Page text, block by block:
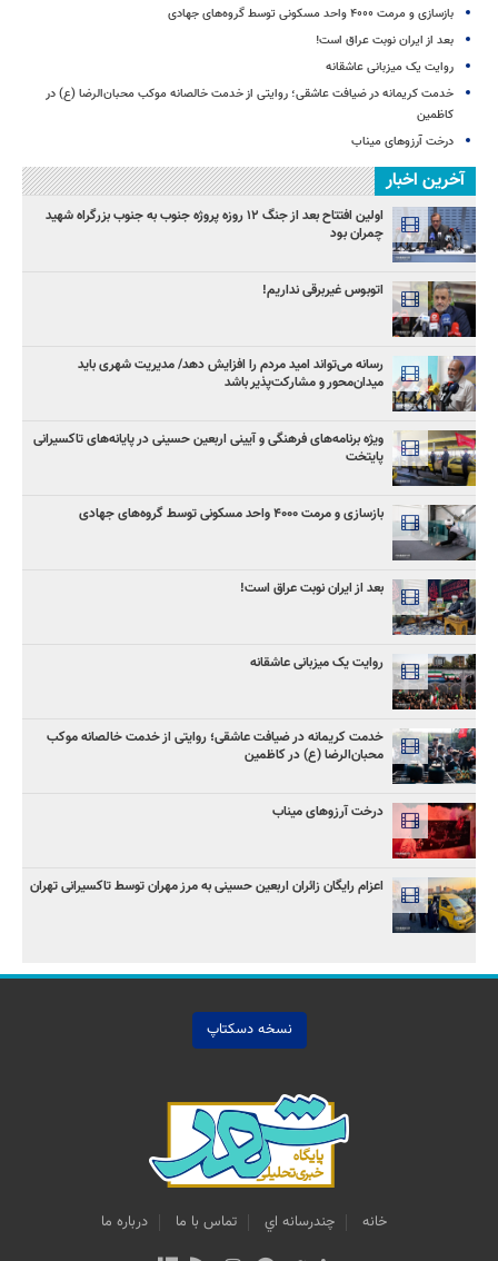
بازسازی و مرمت ۴۰۰۰ واحد مسکونی توسط گروه‌های جهادی
بعد از ایران نوبت عراق است!
روایت یک میزبانی عاشقانه
خدمت کریمانه در ضیافت عاشقی؛ روایتی از خدمت خالصانه موکب محبان‌الرضا (ع) در
کاظمین
درخت آرزوهای میناب
آخرین اخبار
اولین افتتاح بعد از جنگ ۱۲ روزه پروژه‌ جنوب به جنوب بزرگراه شهید
چمران بود
اتوبوس غیربرقی نداریم!
رسانه می‌تواند امید مردم را افزایش دهد/ مدیریت شهری باید
میدان‌محور و مشارکت‌پذیر باشد
ویژه برنامه‌های فرهنگی و آیینی اربعین حسینی در پایانه‌های تاکسیرانی
پایتخت
بازسازی و مرمت ۴۰۰۰ واحد مسکونی توسط گروه‌های جهادی
بعد از ایران نوبت عراق است!
روایت یک میزبانی عاشقانه
خدمت کریمانه در ضیافت عاشقی؛ روایتی از خدمت خالصانه موکب
محبان‌الرضا (ع) در کاظمین
درخت آرزوهای میناب
اعزام رایگان زائران اربعین حسینی به مرز مهران توسط تاکسیرانی تهران
نسخه دسکتاپ
خانه چندرسانه اي تماس با ما درباره ما